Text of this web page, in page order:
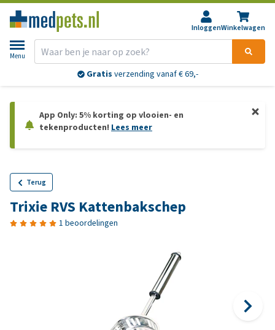
InloggenWinkelwagen
Menu
Gratis verzending vanaf € 69,-
App Only: 5% korting op vlooien- en
tekenproducten! Lees meer
Terug
Trixie RVS Kattenbakschep
1 beoordelingen